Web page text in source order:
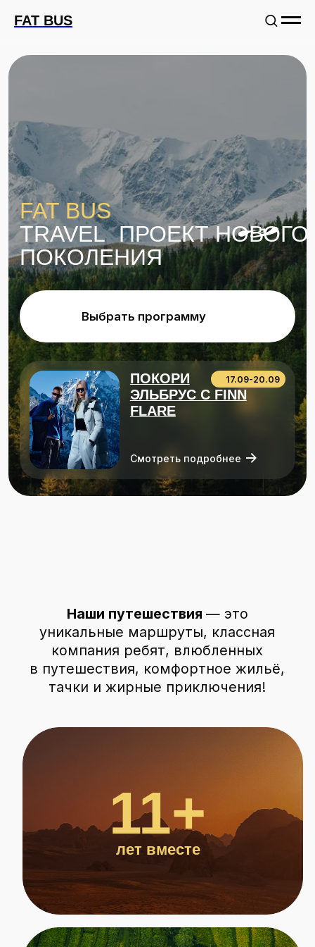
FAT BUS
FAT BUS
TRAVEL ПРОЕКТ НОВОГО
ПОКОЛЕНИЯ
ПОКОРИ
ЭЛЬБРУС С FINN
FLARE
17.09-20.09
Выбрать программу
Наши путешествия
уникальные маршруты, классная
компания ребят, влюбленных
в путешествия, комфортное жильё,
тачки и жирные приключения!
750+
8+
тыс человек